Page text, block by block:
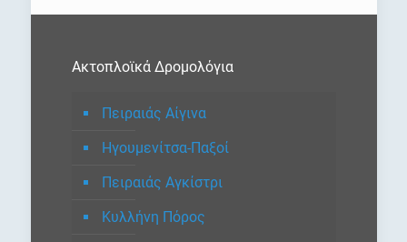
Ακτοπλοϊκά Δρομολόγια
Πειραιάς Αίγινα
Ηγουμενίτσα-Παξοί
Πειραιάς Αγκίστρι
Κυλλήνη Πόρος